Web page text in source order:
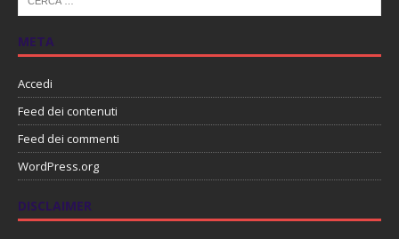
META
Accedi
Feed dei contenuti
Feed dei commenti
WordPress.org
DISCLAIMER